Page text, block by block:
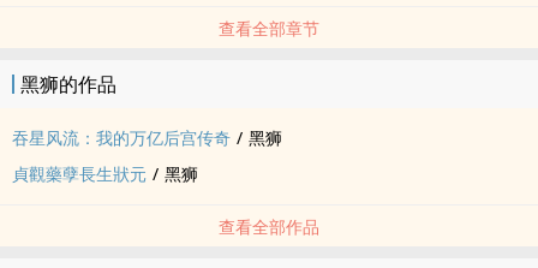
查看全部章节
黑狮的作品
吞星风流：我的万亿后宫传奇 / 黑狮
貞觀藥孽長生狀元 / 黑狮
查看全部作品